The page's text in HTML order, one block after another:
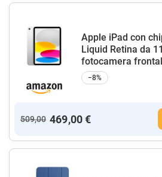
Apple iPad con
Liquid Retina da
fotocamera
−8%
509,00 469,00 €